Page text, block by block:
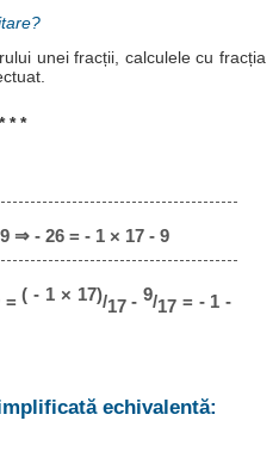
unei fracții, calculele cu fracția
* * *
⇒ - 26 = - 1 × 17 - 9
=( - 1 × 17)/17- 9/17 = - 1 -
echivalentă: